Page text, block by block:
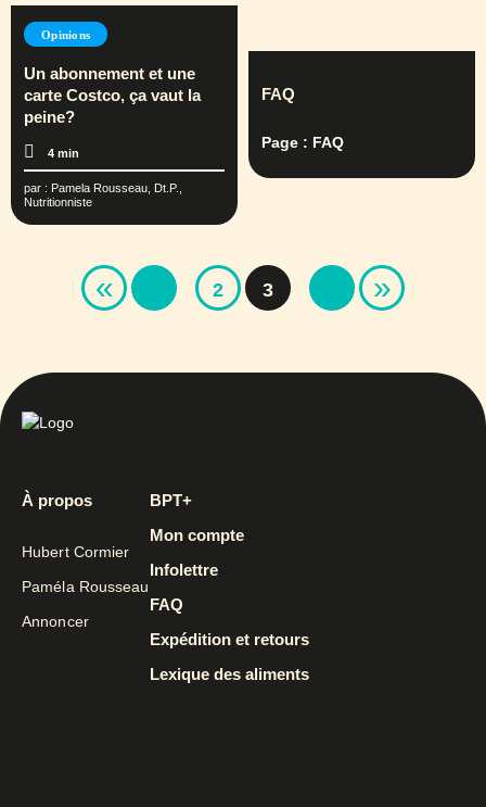
Opinions
Un abonnement et une
carte Costco, ça vaut la
peine?
4 min
par : Pamela Rousseau, Dt.P.,
Nutritionniste
FAQ
Page : FAQ
« 2 3 »
À propos
Hubert Cormier
Paméla Rousseau
Annoncer
BPT+
Mon compte
Infolettre
FAQ
Expédition et retours
Lexique des aliments